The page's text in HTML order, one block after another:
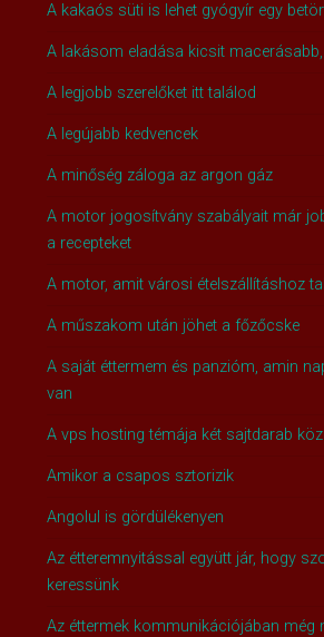
A kakaós süti is lehet gyógyír egy
A lakásom eladása kicsit
A legjobb szerelőket itt találod
A legújabb kedvencek
A minőség záloga az argon gáz
A motor jogosítvány szabályait már
a recepteket
A motor, amit városi ételszállításhoz
A műszakom után jöhet a főzőcske
A saját éttermem és panzióm, amin
van
A vps hosting témája két sajtdarab
Amikor a csapos sztorizik
Angolul is gördülékenyen
Az étteremnyitással együtt jár, hogy
keressünk
Az éttermek kommunikációjában még